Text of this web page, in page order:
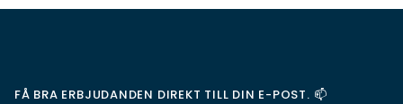
FÅ BRA ERBJUDANDEN DIREKT TILL DIN E-POST. 📫